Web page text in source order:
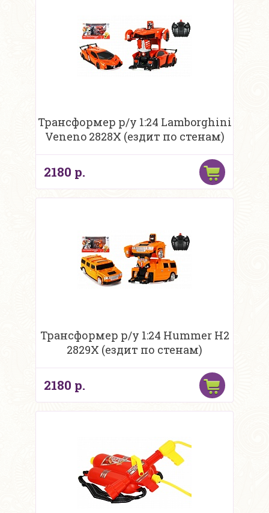
Трансформер р/у 1:24 Lamborghini
Veneno 2828X (ездит по стенам)
2180 р.
Трансформер р/у 1:24 Hummer H2
2829X (ездит по стенам)
2180 р.